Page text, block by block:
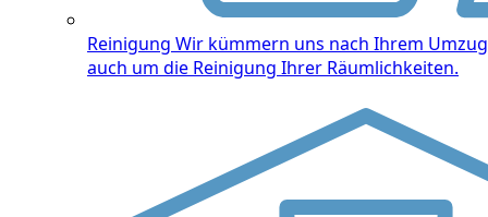
Reinigung Wir kümmern uns nach Ihrem Umzug
auch um die Reinigung Ihrer Räumlichkeiten.